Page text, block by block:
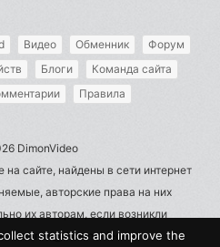
Видео Обменник
Форум
Блоги
Команда сайта
Правила
DimonVideo
сайте, найдены в сети интернет
авторские права на них
их авторам, если возникли
на admin@dimonvideo.ru
statistics and improve the